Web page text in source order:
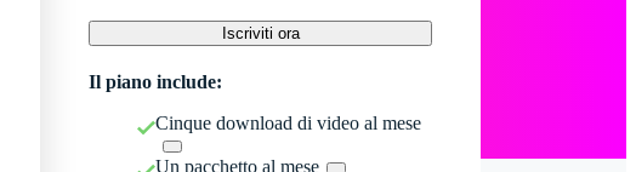
Iscriviti ora
Il piano include:
Cinque download di video al mese
Un pacchetto al mese